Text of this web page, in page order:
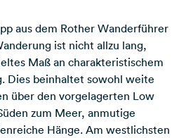
aus dem Rother Wanderführer
ist nicht allzu lang,
Maß an charakteristischem
Dies beinhaltet sowohl weite
über den vorgelagerten Low
zum Meer, anmutige
Hänge. Am westlichsten